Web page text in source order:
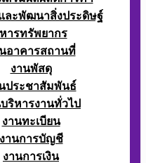
ละพัฒนาสิ่งประดิษฐ์
ารทรัพยากร
อาคารสถานที่
งานพัสดุ
ประชาสัมพันธ์
ริหารงานทั่วไป
งานทะเบียน
งานการบัญชี
งานการเงิน